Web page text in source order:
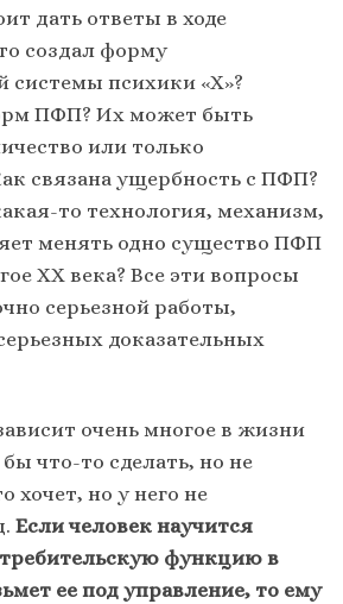
дать ответы в ходе
создал форму
системы психики «Х»?
ПФП? Их может быть
или только
связана ущербность с ПФП?
то технология, механизм,
менять одно существо ПФП
XX века? Все эти вопросы
серьезной работы,
доказательных
очень многое в жизни
что-то сделать, но не
хочет, но у него не
Если человек научится
функцию в
ее под управление, то ему